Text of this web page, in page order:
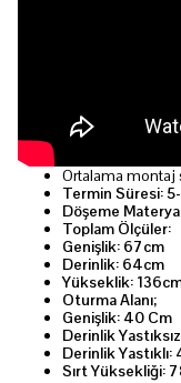
Ortalama montaj
Termin Süresi:
Döşeme
Toplam Ölçüler:
Genişlik: 67cm
Derinlik: 64cm
Yükseklik:
Oturma Alanı;
Genişlik: 40 Cm
Derinlik
Derinlik Yastıklı:
Sırt Yüksekliği: